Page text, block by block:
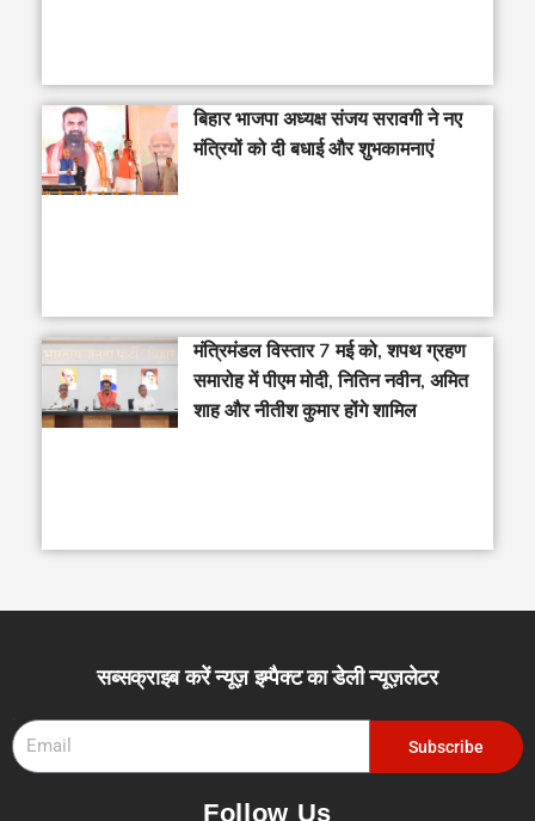
बिहार भाजपा अध्यक्ष संजय सरावगी ने नए
मंत्रियों को दी बधाई और शुभकामनाएं
मंत्रिमंडल विस्तार 7 मई को, शपथ ग्रहण
समारोह में पीएम मोदी, नितिन नवीन, अमित
शाह और नीतीश कुमार होंगे शामिल
सब्सक्राइब करें न्यूज़ इम्पैक्ट का डेली न्यूज़लेटर
Subscribe
Follow Us